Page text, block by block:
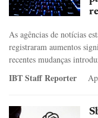
As agências de notícias
registraram aumentos
recentes mudanças
IBT Staff Reporter